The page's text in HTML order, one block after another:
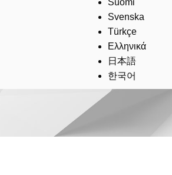
Suomi
Svenska
Türkçe
Ελληνικά
日本語
한국어